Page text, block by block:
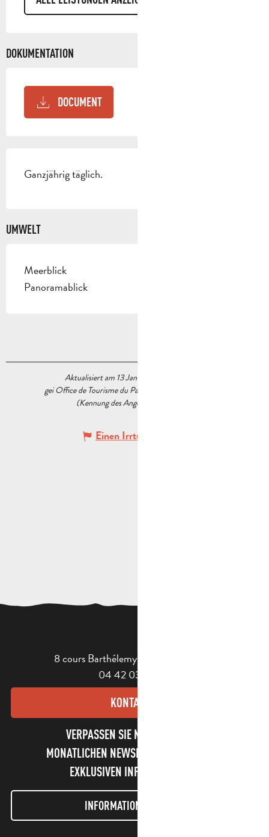
DOKUMENTATION
DOCUMENT
Ganzjährig täglich.
UMWELT
Meerblick
Panoramablick
Aktualisiert am 13 Januar 2026 Um 10:45
gei Office de Tourisme du Pays d’Aubagne et de l’Étoile
(Kennung des Angebots :
Einen Irrtum angeben
8 cours Barthélemy - 13400 Aubagne
04 42 03 49 98
KONTAKT
VERPASSEN SIE NICHT UNSEREN
MONATLICHEN NEWSLETTER UND UNSERE
EXKLUSIVEN INFORMATIONEN!
INFORMATIONEN LETTER